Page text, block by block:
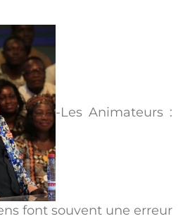
-Les Animateurs :
font souvent une erreur